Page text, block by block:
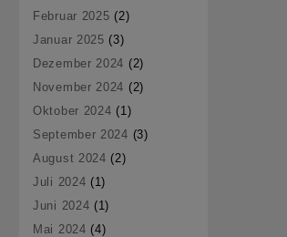
Februar 2025 (2)
Januar 2025 (3)
Dezember 2024 (2)
November 2024 (2)
Oktober 2024 (1)
September 2024 (3)
August 2024 (2)
Juli 2024 (1)
Juni 2024 (1)
Mai 2024 (4)